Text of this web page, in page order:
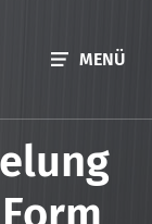
MENÜ